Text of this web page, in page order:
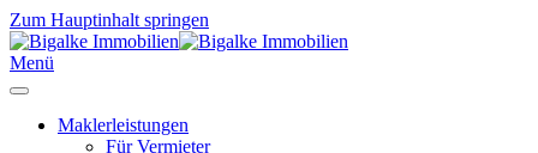
Zum Hauptinhalt springen
Menü
Maklerleistungen
Für Vermieter